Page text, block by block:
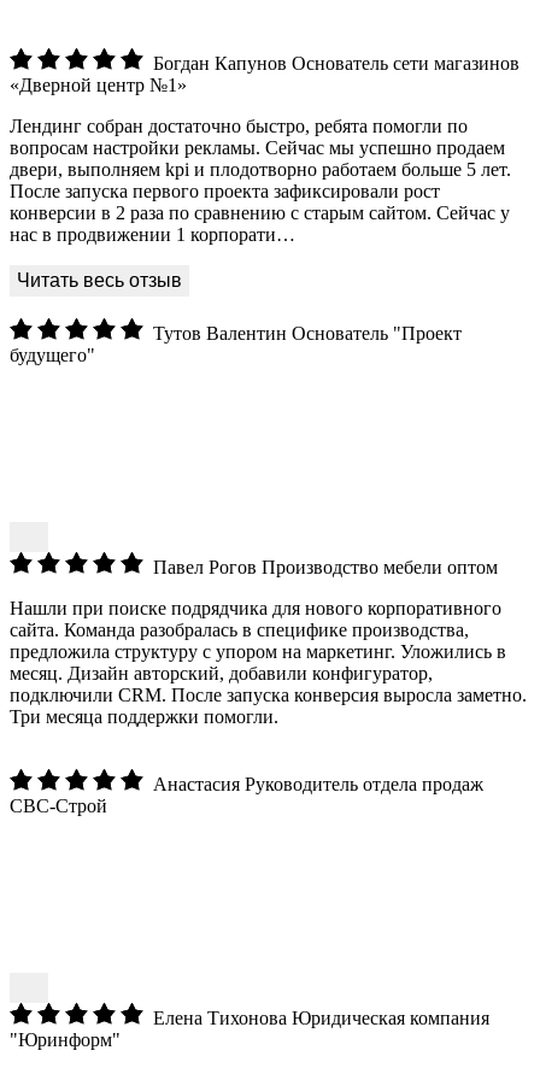
Богдан Капунов Основатель сети магазинов
«Дверной центр №1»
Лендинг собран достаточно быстро, ребята помогли по
вопросам настройки рекламы. Сейчас мы успешно продаем
двери, выполняем kpi и плодотворно работаем больше 5 лет.
После запуска первого проекта зафиксировали рост
конверсии в 2 раза по сравнению с старым сайтом. Сейчас у
нас в продвижении 1 корпорати…
Тутов Валентин Основатель "Проект
будущего"
Павел Рогов Производство мебели оптом
Нашли при поиске подрядчика для нового корпоративного
сайта. Команда разобралась в специфике производства,
предложила структуру с упором на маркетинг. Уложились в
месяц. Дизайн авторский, добавили конфигуратор,
подключили CRM. После запуска конверсия выросла заметно.
Три месяца поддержки помогли.
Анастасия Руководитель отдела продаж
СВС-Строй
Елена Тихонова Юридическая компания
"Юринформ"